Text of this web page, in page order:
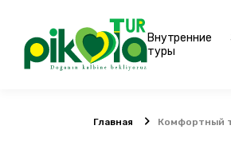
Внутренние
туры
Главная Комфортный